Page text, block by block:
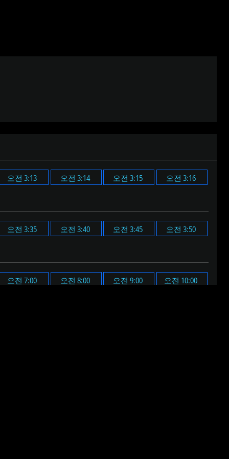
오전 3:13 오전 3:14 오전 3:15 오전 3:16
오전 3:35 오전 3:40 오전 3:45 오전 3:50
오전 7:00 오전 8:00 오전 9:00 오전 10:00